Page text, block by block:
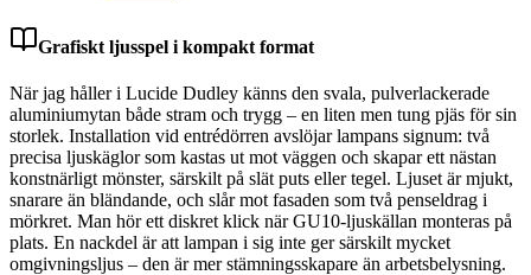
Grafiskt ljusspel i kompakt format
När jag håller i Lucide Dudley känns den svala, pulverlackerade
aluminiumytan både stram och trygg – en liten men tung pjäs för sin
storlek. Installation vid entrédörren avslöjar lampans signum: två
precisa ljuskäglor som kastas ut mot väggen och skapar ett nästan
konstnärligt mönster, särskilt på slät puts eller tegel. Ljuset är mjukt,
snarare än bländande, och slår mot fasaden som två penseldrag i
mörkret. Man hör ett diskret klick när GU10-ljuskällan monteras på
plats. En nackdel är att lampan i sig inte ger särskilt mycket
omgivningsljus – den är mer stämningsskapare än arbetsbelysning.